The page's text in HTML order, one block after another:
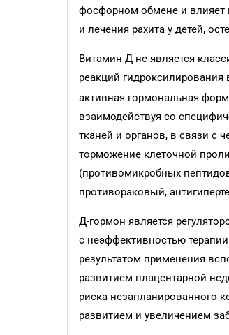
фосфорном обмене и влияет
и лечения рахита у детей,
Витамин Д не является
реакций
активная гормональная
взаимодействуя со
тканей и органов, в связи с
торможение клеточной
(противомикробных
противораковый,
Д-гормон является
с неэффективностью
результатом применения
развитием плацентарной
риска незапланированного
развитием и увеличением